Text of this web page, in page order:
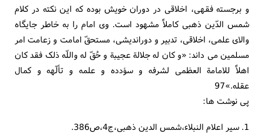
و برجسته فقهی، اخلاقی در دوران خویش بوده که این نکته در کلام
شمس الدّین ذهبی کاملاً مشهود است. وی امام را به خاطر جایگاه
والای علمی، اخلاقی، تدبیر و دوراندیشی، مستحقّ امامت و زعامت امر
مسلمین می داند: «و کان له جلالة عجیبة و حُقّ له واللّه ذلک فقد کان
اهلاً للامامة العظمی لشرفه و سؤدده و علمه و تألّهه و کمال
عقله.»97
پی نوشت ها:
1. سیر اعلام النبلاء،شمس الدین ذهبی،ج4،ص386.